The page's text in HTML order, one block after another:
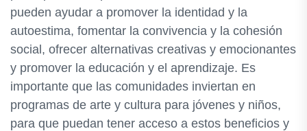
pueden ayudar a promover la identidad y la
autoestima, fomentar la convivencia y la cohesión
social, ofrecer alternativas creativas y emocionantes
y promover la educación y el aprendizaje. Es
importante que las comunidades inviertan en
programas de arte y cultura para jóvenes y niños,
para que puedan tener acceso a estos beneficios y